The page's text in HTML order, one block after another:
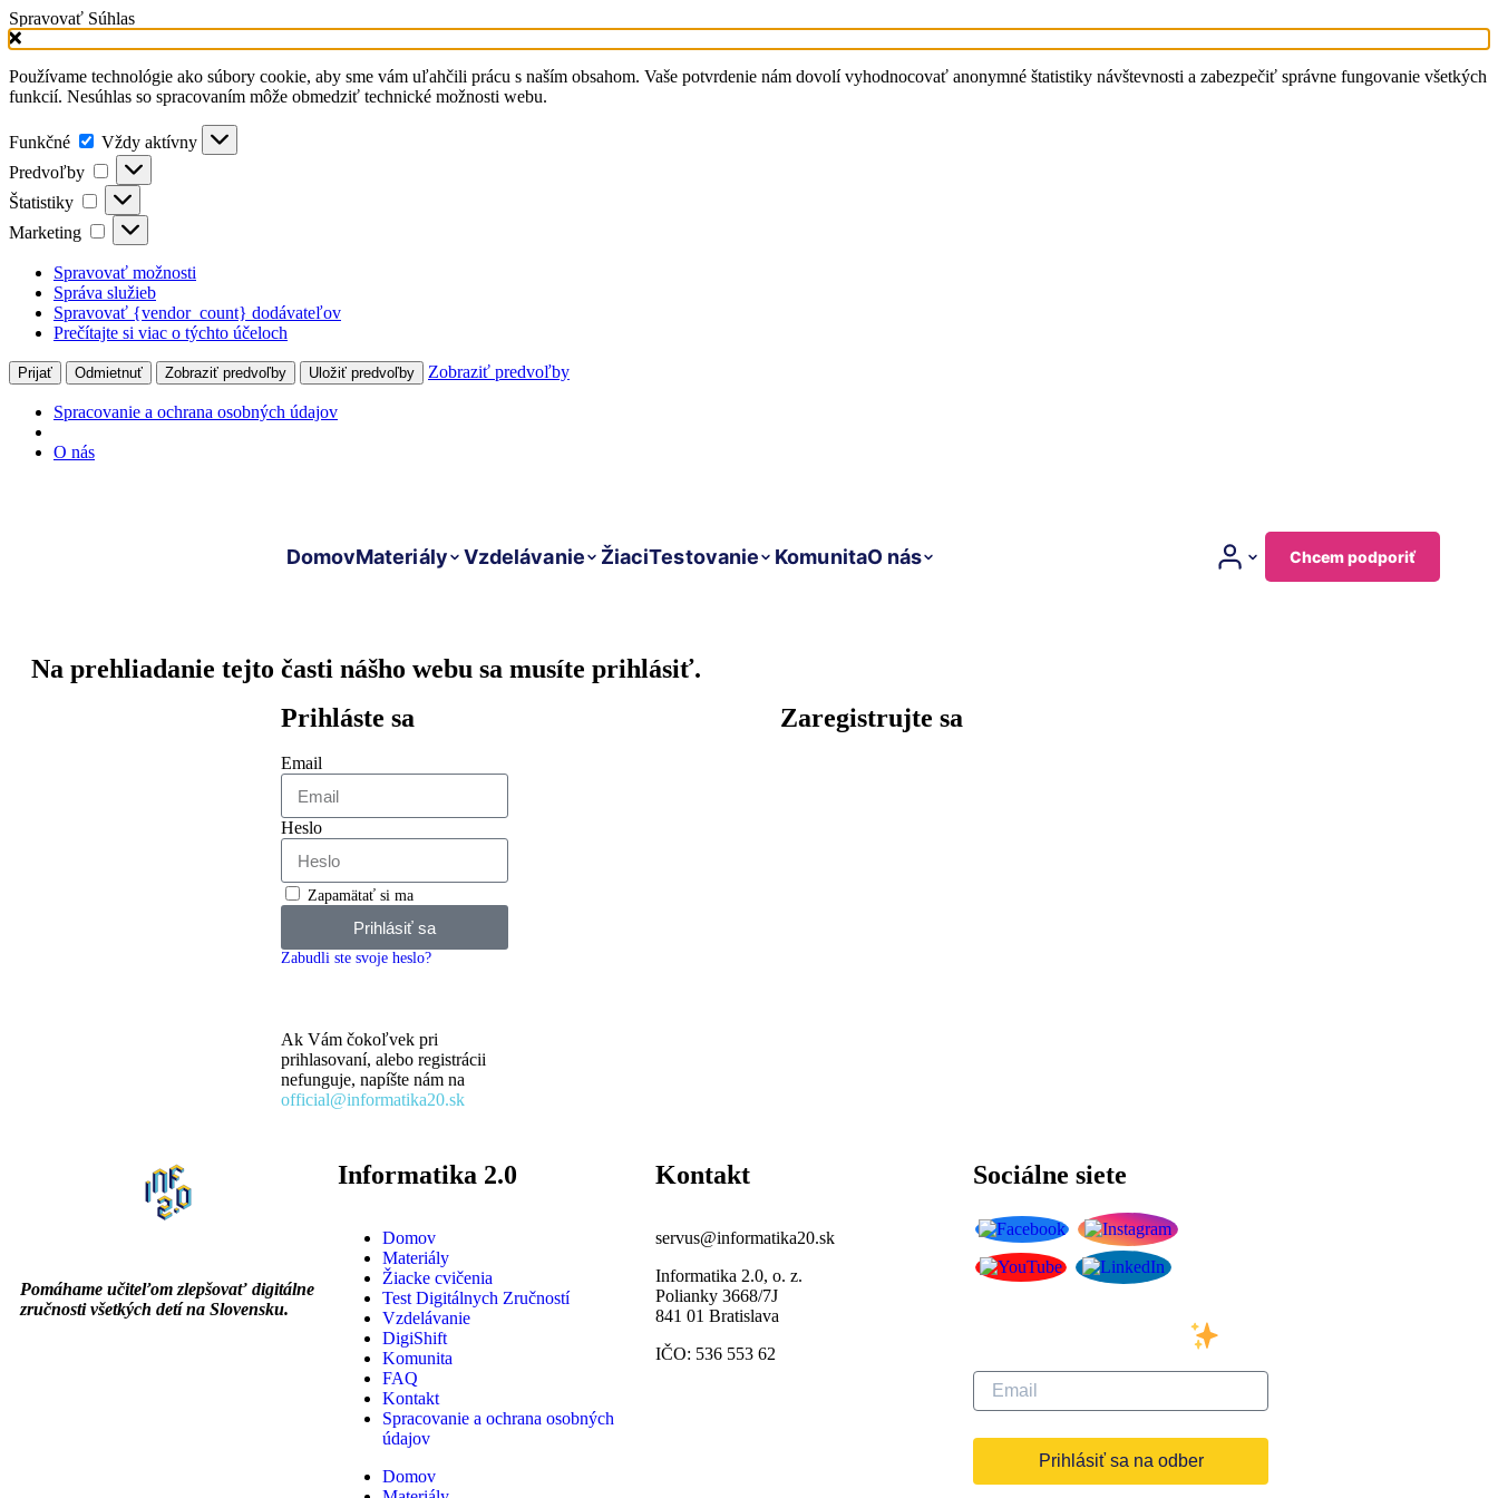
Spravovať Súhlas
Používame technológie ako súbory cookie, aby sme vám uľahčili prácu s naším obsahom. Vaše potvrdenie nám dovolí vyhodnocovať anonymné štatistiky návštevnosti a zabezpečiť správne fungovanie všetkých
funkcií. Nesúhlas so spracovaním môže obmedziť technické možnosti webu.
Funkčné
Vždy aktívny
Predvoľby
Štatistiky
Marketing
Spravovať možnosti
Správa služieb
Spravovať {vendor_count} dodávateľov
Prečítajte si viac o týchto účeloch
Prijať Odmietnuť Zobraziť predvoľby Uložiť predvoľby Zobraziť predvoľby
Spracovanie a ochrana osobných údajov
O nás
DomovMateriály Vzdelávanie ŽiaciTestovanie KomunitaO nás Chcem podporiť
Na prehliadanie tejto časti nášho webu sa musíte prihlásiť.
Prihláste sa
Email
Heslo
Zapamätať si ma
Prihlásiť sa
Zabudli ste svoje heslo?
Ak Vám čokoľvek pri
prihlasovaní, alebo registrácii
nefunguje, napíšte nám na
official@informatika20.sk
Zaregistrujte sa
Pomáhame učiteľom zlepšovať digitálne
zručnosti všetkých detí na Slovensku.
Informatika 2.0
Domov
Materiály
Žiacke cvičenia
Test Digitálnych Zručností
Vzdelávanie
DigiShift
Komunita
FAQ
Kontakt
Spracovanie a ochrana osobných
údajov
Domov
Kontakt
servus@informatika20.sk
Informatika 2.0, o. z.
Polianky 3668/7J
841 01 Bratislava
IČO: 536 553 62
Sociálne siete
Prihlásiť sa na odber